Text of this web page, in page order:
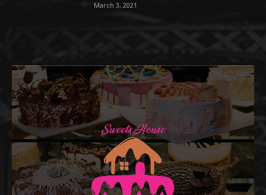
March 3, 2021